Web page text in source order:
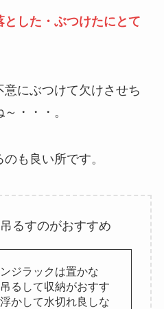
した・ぶつけたにとて
にぶつけて欠けさせち
・・・。
も良い所です。
るすのがおすすめ
ジラックは置かな
るして収納がおすす
かして水切れ良しな